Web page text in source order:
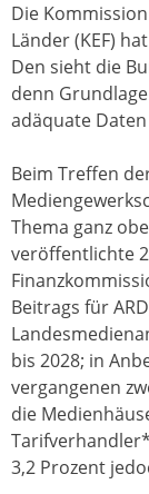
Die
Länder (KEF)
Den sieht die
denn
adäquate
Beim Treffen
Thema ganz
veröffentlichte
Beitrags für
bis 2028; in
vergangenen
die
3,2 Prozent